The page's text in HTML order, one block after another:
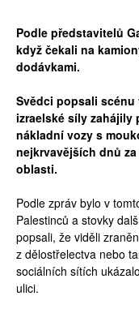
Podle představitelů
když čekali na
dodávkami.
Svědci popsali scénu
izraelské síly zahájily
nákladní vozy s
nejkrvavějších dnů
oblasti.
Podle zpráv bylo v
Palestinců a stovky
popsali, že viděli
z dělostřelectva nebo
sociálních sítích
ulici.